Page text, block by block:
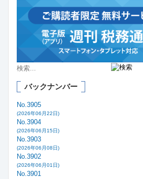
バックナンバー
No.3905
(2026年06月22日)
No.3904
(2026年06月15日)
No.3903
(2026年06月08日)
No.3902
(2026年06月01日)
No.3901